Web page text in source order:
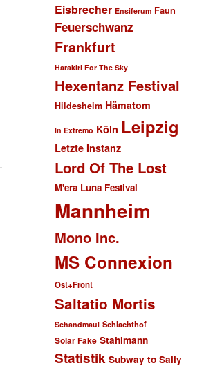
Eisbrecher Ensiferum Faun
Feuerschwanz
Frankfurt
Harakiri For The Sky
Hexentanz Festival
Hildesheim Hämatom
In Extremo Köln Leipzig
Letzte Instanz
Lord Of The Lost
M'era Luna Festival
Mannheim
Mono Inc.
MS Connexion
Ost+Front
Saltatio Mortis
Schandmaul Schlachthof
Solar Fake Stahlmann
Statistik Subway to Sally